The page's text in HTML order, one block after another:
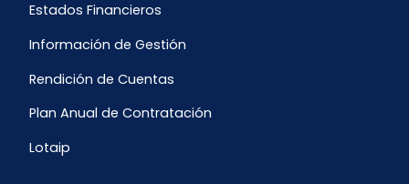
Estados Financieros
Información de Gestión
Rendición de Cuentas
Plan Anual de Contratación
Lotaip